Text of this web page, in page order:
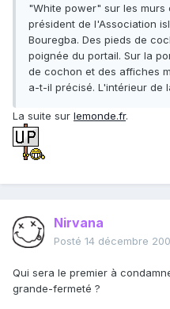
"White power" sur les murs
président de l'Association
Bouregba. Des pieds de
poignée du portail. Sur la
de cochon et des affiches
a-t-il précisé. L'intérieur de
La suite sur lemonde.fr.
Nirvana
Posté 14 décembre
Qui sera le premier à
grande-fermeté ?